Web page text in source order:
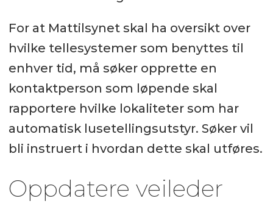
For at Mattilsynet skal ha oversikt over
hvilke tellesystemer som benyttes til
enhver tid, må søker opprette en
kontaktperson som løpende skal
rapportere hvilke lokaliteter som har
automatisk lusetellingsutstyr. Søker vil
bli instruert i hvordan dette skal utføres.
Oppdatere veileder